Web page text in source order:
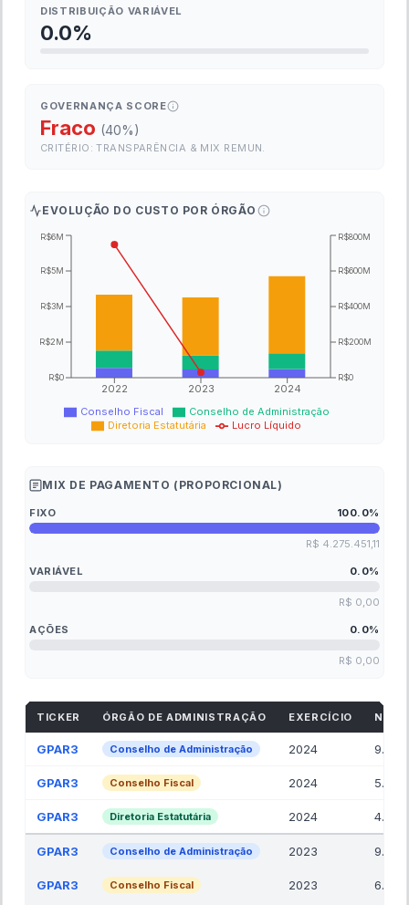
DISTRIBUIÇÃO VARIÁVEL
0.0%
GOVERNANÇA SCORE
Fraco (40%)
CRITÉRIO: TRANSPARÊNCIA & MIX REMUN.
EVOLUÇÃO DO CUSTO POR ÓRGÃO
Conselho Fiscal
Conselho de Administração
Diretoria Estatutária
Lucro Líquido
2022 2023 2024
R$0
R$2M
R$3M
R$5M
R$6M
R$0
R$200M
R$400M
R$600M
R$800M
MIX DE PAGAMENTO (PROPORCIONAL)
FIXO 100.0%
R$ 4.275.451,11
VARIÁVEL 0.0%
R$ 0,00
AÇÕES 0.0%
R$ 0,00
TICKER ÓRGÃO DE ADMINISTRAÇÃO EXERCÍCIO NR.
GPAR3 Conselho de Administração 2024 9.00
GPAR3 Conselho Fiscal 2024 5.00
GPAR3 Diretoria Estatutária 2024 4.00
GPAR3 Conselho de Administração 2023 9.00
GPAR3 Conselho Fiscal 2023 6.00